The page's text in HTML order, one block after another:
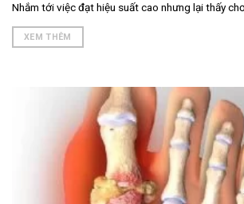
Nhắm tới việc đạt hiệu suất cao nhưng lại thấy
XEM THÊM